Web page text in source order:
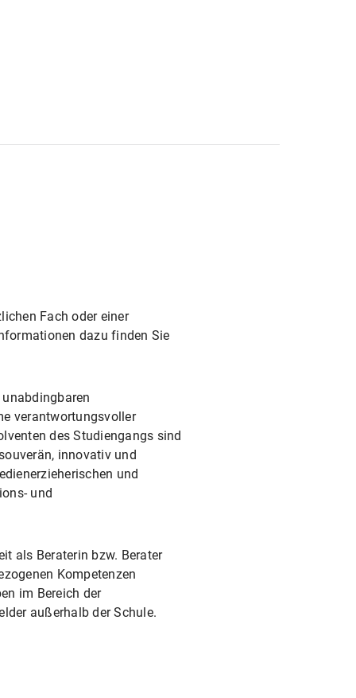
Fach oder einer
dazu finden Sie
verantwortungsvoller
des Studiengangs sind
innovativ und
und
und
als Beraterin bzw. Berater
Kompetenzen
im Bereich der
außerhalb der Schule.